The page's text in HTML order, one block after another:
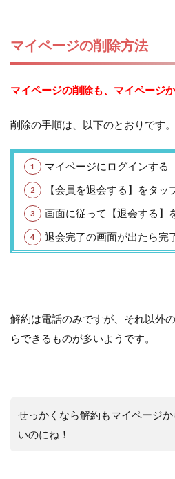
マイページの削除方法
マイページの削除も、マイページ
削除の手順は、以下のとおりです。
マイページにログインする
【会員を退会する】をタッ
画面に従って【退会する】
退会完了の画面が出たら完
解約は電話のみですが、それ以外
らできるものが多いようです。
せっかくなら解約もマイページ
いのにね！